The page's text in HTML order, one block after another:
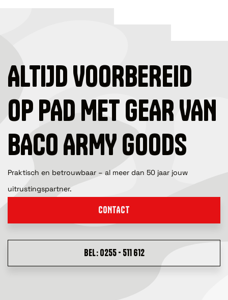
ALTIJD VOORBEREID
OP PAD MET GEAR VAN
BACO ARMY GOODS
Praktisch en betrouwbaar – al meer dan 50 jaar jouw
uitrustingspartner.
CONTACT
BEL: 0255 - 511 612